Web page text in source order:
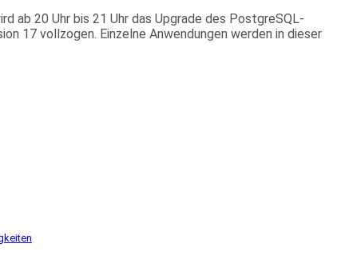
ab 20 Uhr bis 21 Uhr das Upgrade des PostgreSQL-
17 vollzogen. Einzelne Anwendungen werden in dieser